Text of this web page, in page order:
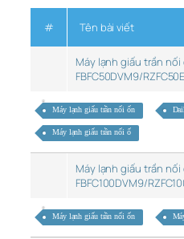
# Tên bài viết
Máy lạnh giấu trần nối
FBFC50DVM9/
Máy lạnh giấu trần nối ốn
Máy lạnh giấu trần nối ố
Máy lạnh giấu trần nối
FBFC100DVM9/
Máy lạnh giấu trần nối ốn